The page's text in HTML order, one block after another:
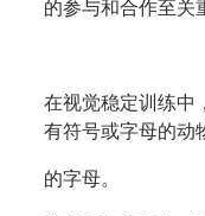
的参与和合作至关
在视觉稳定训练中
有符号或字母的动
的字母。